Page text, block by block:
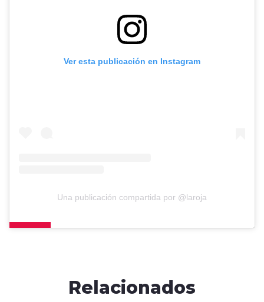
Ver esta publicación en Instagram
Una publicación compartida por @laroja
Relacionados